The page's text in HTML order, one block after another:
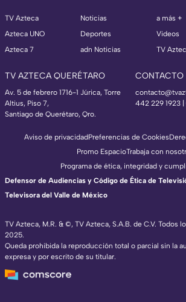
TV Azteca
Azteca UNO
Azteca 7
Noticias
Deportes
adn Noticias
a más +
Videos
TV
TV AZTECA QUERÉTARO
Av. 5 de febrero 1716-1 Júrica, Torre
Altius, Piso 7,
Santiago de Querétaro, Qro.
CONTACTO
442 229 1923
TV Azteca, M.R. & ©, TV Azteca, S.A.B. de C.V. Todos
2025.
Queda prohibida la reproducción total o parcial sin la
expresa y por escrito de su titular.
Aviso de privacidadPreferencias de Cookies
Promo EspacioTrabaja con
Programa de ética, integridad y
Defensor de Audiencias y Código de Ética de
Televisora del Valle de México